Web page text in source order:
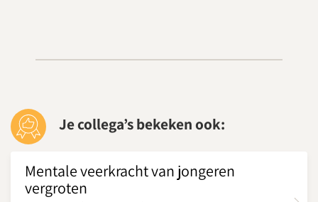
Je collega’s bekeken ook:
Mentale veerkracht van jongeren
vergroten